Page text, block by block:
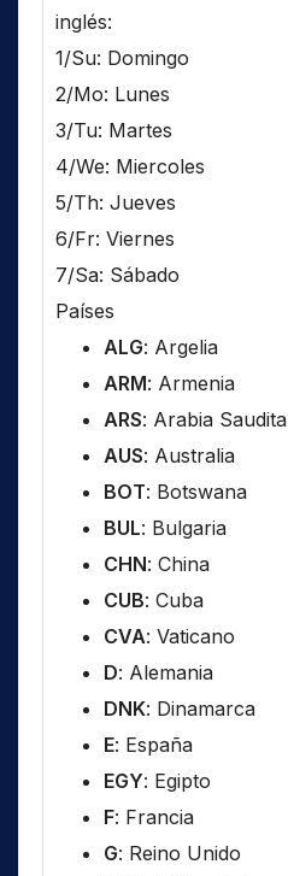
inglés:
1/Su: Domingo
2/Mo: Lunes
3/Tu: Martes
4/We: Miercoles
5/Th: Jueves
6/Fr: Viernes
7/Sa: Sábado
Países
ALG: Argelia
ARM: Armenia
ARS: Arabia Saudita
AUS: Australia
BOT: Botswana
BUL: Bulgaria
CHN: China
CUB: Cuba
CVA: Vaticano
D: Alemania
DNK: Dinamarca
E: España
EGY: Egipto
F: Francia
G: Reino Unido